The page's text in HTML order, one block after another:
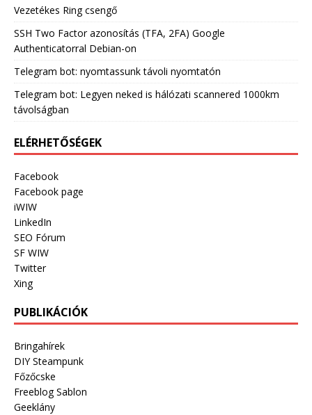
Vezetékes Ring csengő
SSH Two Factor azonosítás (TFA, 2FA) Google
Authenticatorral Debian-on
Telegram bot: nyomtassunk távoli nyomtatón
Telegram bot: Legyen neked is hálózati scannered 1000km
távolságban
ELÉRHETŐSÉGEK
Facebook
Facebook page
iWIW
LinkedIn
SEO Fórum
SF WIW
Twitter
Xing
PUBLIKÁCIÓK
Bringahírek
DIY Steampunk
Főzőcske
Freeblog Sablon
Geeklány